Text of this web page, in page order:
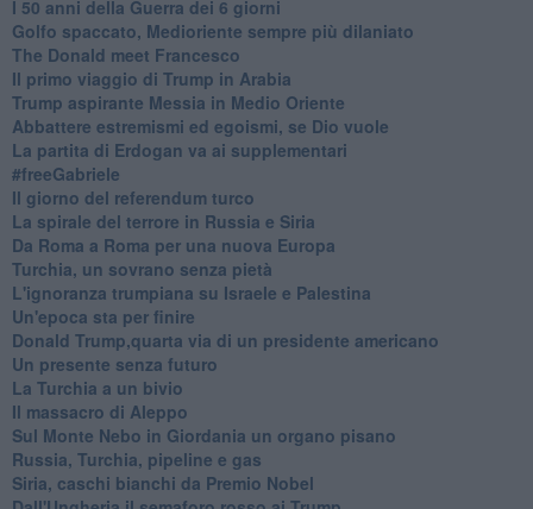
I 50 anni della Guerra dei 6 giorni
Golfo spaccato, Medioriente sempre più dilaniato
The Donald meet Francesco
Il primo viaggio di Trump in Arabia
Trump aspirante Messia in Medio Oriente
Abbattere estremismi ed egoismi, se Dio vuole
La partita di Erdogan va ai supplementari
#freeGabriele
Il giorno del referendum turco
La spirale del terrore in Russia e Siria
Da Roma a Roma per una nuova Europa
Turchia, un sovrano senza pietà
L'ignoranza trumpiana su Israele e Palestina
Un'epoca sta per finire
Donald Trump,quarta via di un presidente americano
Un presente senza futuro
La Turchia a un bivio
Il massacro di Aleppo
Sul Monte Nebo in Giordania un organo pisano
Russia, Turchia, pipeline e gas
Siria, caschi bianchi da Premio Nobel